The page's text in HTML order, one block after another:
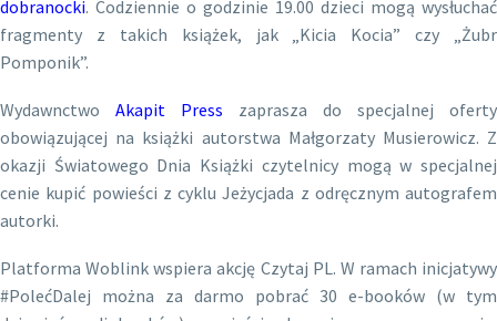
dobranocki. Codziennie o godzinie 19.00 dzieci mogą wysłuchać
fragmenty z takich książek, jak „Kicia Kocia” czy „Żubr
Pomponik”.
Wydawnctwo Akapit Press zaprasza do specjalnej oferty
obowiązującej na książki autorstwa Małgorzaty Musierowicz. Z
okazji Światowego Dnia Książki czytelnicy mogą w specjalnej
cenie kupić powieści z cyklu Jeżycjada z odręcznym autografem
autorki.
Platforma Woblink wspiera akcję Czytaj PL. W ramach inicjatywy
#PolećDalej można za darmo pobrać 30 e-booków (w tym